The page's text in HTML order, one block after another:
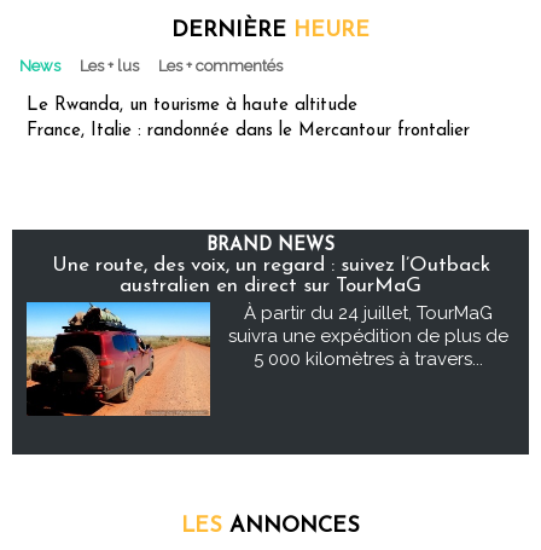
DERNIÈRE HEURE
News Les + lus Les + commentés
Le Rwanda, un tourisme à haute altitude
France, Italie : randonnée dans le Mercantour frontalier
BRAND NEWS
Une route, des voix, un regard : suivez l’Outback
australien en direct sur TourMaG
À partir du 24 juillet, TourMaG
suivra une expédition de plus de
5 000 kilomètres à travers...
LES ANNONCES